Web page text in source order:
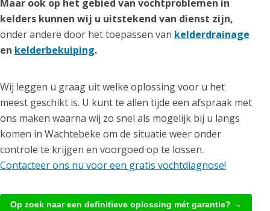
Maar ook op het gebied van vochtproblemen in
kelders kunnen wij u uitstekend van dienst zijn,
onder andere door het toepassen van kelderdrainage
en kelderbekuiping.
Wij leggen u graag uit welke oplossing voor u het
meest geschikt is. U kunt te allen tijde een afspraak met
ons maken waarna wij zo snel als mogelijk bij u langs
komen in Wachtebeke om de situatie weer onder
controle te krijgen en voorgoed op te lossen.
Contacteer ons nu voor een gratis vochtdiagnose!
Op zoek naar een definitieve oplossing mét garantie? →